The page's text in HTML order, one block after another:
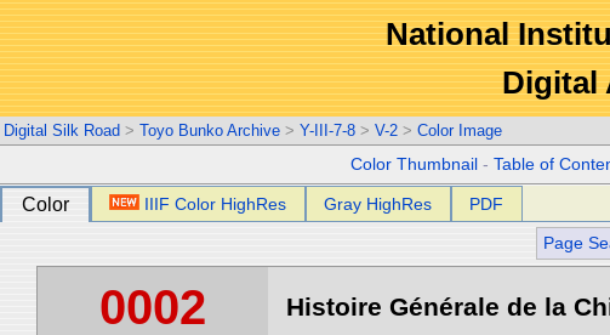
National
Digital
Digital Silk Road > Toyo Bunko Archive > Y-III-7-8 > V-2 > Color Image
Color Thumbnail -Table of
Color IIIF Color HighRes Gray HighRes PDF
Page
0002 Histoire Générale de la